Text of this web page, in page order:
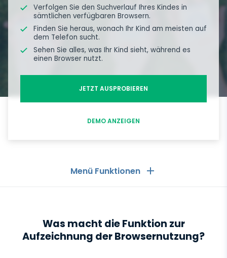
Verfolgen Sie den Suchverlauf Ihres Kindes in
sämtlichen verfügbaren Browsern.
Finden Sie heraus, wonach Ihr Kind am meisten auf
dem Telefon sucht.
Sehen Sie alles, was Ihr Kind sieht, während es
einen Browser nutzt.
JETZT AUSPROBIEREN
DEMO ANZEIGEN
Menü Funktionen
Anruflisten
Messaging-Anwendungen
Was macht die Funktion zur
Aufzeichnung der Browsernutzung?